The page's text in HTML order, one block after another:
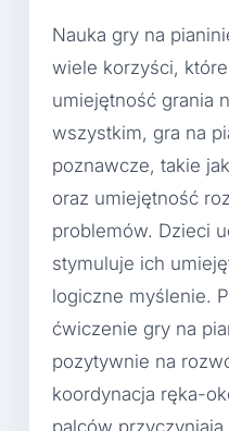
Nauka gry na
wiele korzyści,
umiejętność grania
wszystkim, gra na
poznawcze, takie
oraz umiejętność
problemów. Dzieci
stymuluje ich
logiczne myślenie.
ćwiczenie gry na
pozytywnie na
koordynacja ręka-
palców